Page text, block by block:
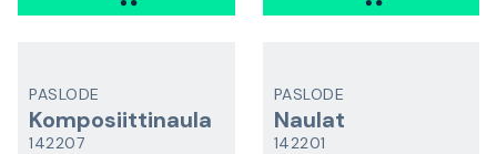
PASLODE
Komposiittinaula
142207
PASLODE
Naulat
142201